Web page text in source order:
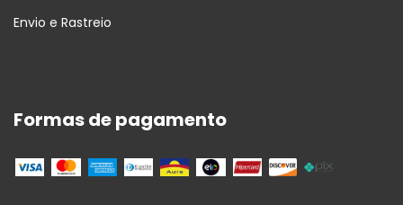
Envio e Rastreio
Formas de pagamento